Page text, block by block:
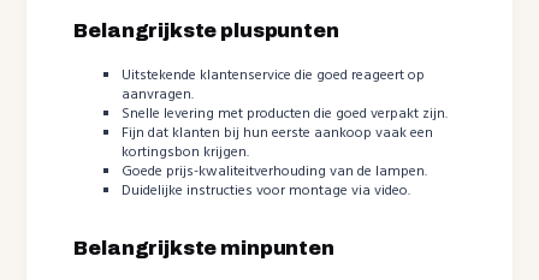
Belangrijkste pluspunten
Uitstekende klantenservice die goed reageert op
aanvragen.
Snelle levering met producten die goed verpakt zijn.
Fijn dat klanten bij hun eerste aankoop vaak een
kortingsbon krijgen.
Goede prijs-kwaliteitverhouding van de lampen.
Duidelijke instructies voor montage via video.
Belangrijkste minpunten